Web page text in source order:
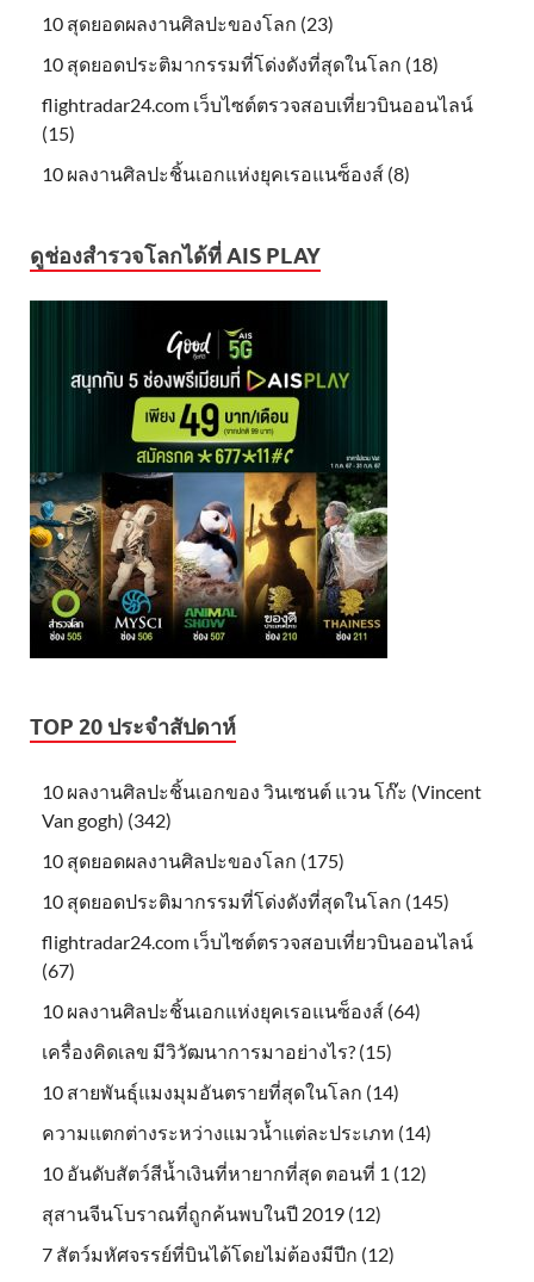
10 สุดยอดผลงานศิลปะของโลก (23)
10 สุดยอดประติมากรรมที่โด่งดังที่สุดในโลก (18)
flightradar24.com เว็บไซต์ตรวจสอบเที่ยวบินออนไลน์
(15)
10 ผลงานศิลปะชิ้นเอกแห่งยุคเรอแนซ็องส์ (8)
ดูช่องสำรวจโลกได้ที่ AIS PLAY
TOP 20 ประจำสัปดาห์
10 ผลงานศิลปะชิ้นเอกของ วินเซนต์ แวน โก๊ะ (Vincent
Van gogh) (342)
10 สุดยอดผลงานศิลปะของโลก (175)
10 สุดยอดประติมากรรมที่โด่งดังที่สุดในโลก (145)
flightradar24.com เว็บไซต์ตรวจสอบเที่ยวบินออนไลน์
(67)
10 ผลงานศิลปะชิ้นเอกแห่งยุคเรอแนซ็องส์ (64)
เครื่องคิดเลข มีวิวัฒนาการมาอย่างไร? (15)
10 สายพันธุ์แมงมุมอันตรายที่สุดในโลก (14)
ความแตกต่างระหว่างแมวน้ำแต่ละประเภท (14)
10 อันดับสัตว์สีน้ำเงินที่หายากที่สุด ตอนที่ 1 (12)
สุสานจีนโบราณที่ถูกค้นพบในปี 2019 (12)
7 สัตว์มหัศจรรย์ที่บินได้โดยไม่ต้องมีปีก (12)